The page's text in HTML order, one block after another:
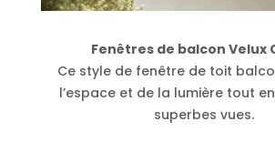
Fenêtres de balcon Velux
Ce style de fenêtre de toit
l’espace et de la lumière tout
superbes vues.